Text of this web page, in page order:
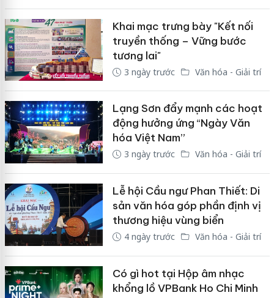
Khai mạc trưng bày "Kết nối
truyền thống – Vững bước
tương lai"
3 ngày trước Văn hóa - Giải trí
Lạng Sơn đẩy mạnh các hoạt
động hưởng ứng “Ngày Văn
hóa Việt Nam”
3 ngày trước Văn hóa - Giải trí
Lễ hội Cầu ngư Phan Thiết: Di
sản văn hóa góp phần định vị
thương hiệu vùng biển
4 ngày trước Văn hóa - Giải trí
Có gì hot tại Hộp âm nhạc
khổng lồ VPBank Ho Chi Minh